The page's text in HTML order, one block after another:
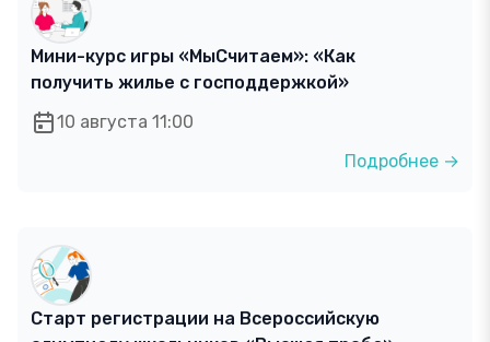
Мини-курс игры «МыСчитаем»: «Как
получить жилье с господдержкой»
10 августа 11:00
Подробнее →
Старт регистрации на Всероссийскую